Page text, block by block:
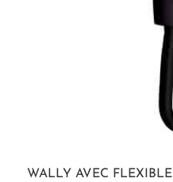
WALLY AVEC